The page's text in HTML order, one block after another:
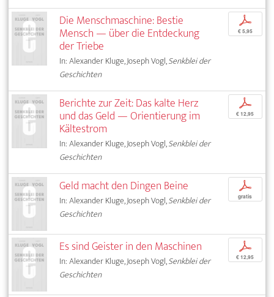
Die Menschmaschine: Bestie
Mensch — über die Entdeckung
der Triebe
In: Alexander Kluge, Joseph Vogl,Senkblei der
Geschichten
p
€ 5,95
Berichte zur Zeit: Das kalte Herz
und das Geld — Orientierung im
Kältestrom
In: Alexander Kluge, Joseph Vogl,Senkblei der
Geschichten
p
€ 12,95
Geld macht den Dingen Beine
In: Alexander Kluge, Joseph Vogl,Senkblei der
Geschichten
p
gratis
Es sind Geister in den Maschinen
In: Alexander Kluge, Joseph Vogl,Senkblei der
Geschichten
p
€ 12,95